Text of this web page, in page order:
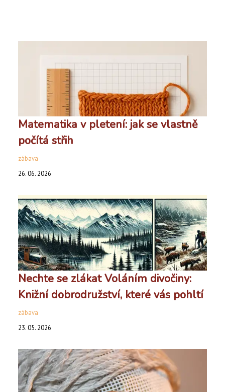
Matematika v pletení: jak se vlastně
počítá střih
zábava
26. 06. 2026
Nechte se zlákat Voláním divočiny:
Knižní dobrodružství, které vás pohltí
zábava
23. 05. 2026